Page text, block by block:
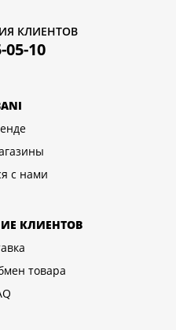
КЛИЕНТОВ
05-10
с нами
КЛИЕНТОВ
товара